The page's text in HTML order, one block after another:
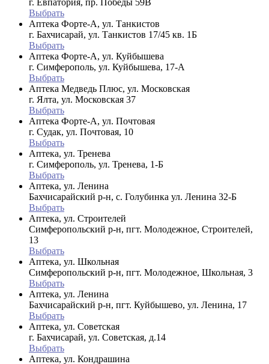
Выбрать
Аптека Форте-А, ул. Танкистов
г. Бахчисарай, ул. Танкистов 17/45 кв. 1Б
Выбрать
Аптека Форте-А, ул. Куйбышева
г. Симферополь, ул. Куйбышева, 17-А
Выбрать
Аптека Медведь Плюс, ул. Московская
г. Ялта, ул. Московская 37
Выбрать
Аптека Форте-А, ул. Почтовая
г. Судак, ул. Почтовая, 10
Выбрать
Аптека, ул. Тренева
г. Симферополь, ул. Тренева, 1-Б
Выбрать
Аптека, ул. Ленина
Бахчисарайский р-н, с. Голубинка ул. Ленина 32-Б
Выбрать
Аптека, ул. Строителей
Симферопольский р-н, пгт. Молодежное, Строителей,
13
Выбрать
Аптека, ул. Школьная
Симферопольский р-н, пгт. Молодежное, Школьная, 3
Выбрать
Аптека, ул. Ленина
Бахчисарайский р-н, пгт. Куйбышево, ул. Ленина, 17
Выбрать
Аптека, ул. Советская
г. Бахчисарай, ул. Советская, д.14
Выбрать
Аптека, ул. Кондрашина